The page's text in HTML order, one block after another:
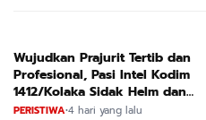
Wujudkan Prajurit Tertib dan
Profesional, Pasi Intel Kodim
1412/Kolaka Sidak Helm dan
Kendaraan
PERISTIWA•4 hari yang lalu